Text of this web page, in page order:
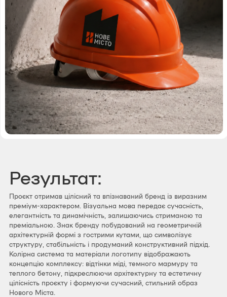
Результат:
Проєкт отримав цілісний та впізнаваний бренд із виразним
преміум-характером. Візуальна мова передає сучасність,
елегантність та динамічність, залишаючись стриманою та
преміальною. Знак бренду побудований на геометричній
архітектурній формі з гострими кутами, що символізує
структуру, стабільність і продуманий конструктивний підхід.
Колірна система та матеріали логотипу відображають
концепцію комплексу: відтінки міді, темного мармуру та
теплого бетону, підкреслюючи архітектурну та естетичну
цілісність проєкту і формуючи сучасний, стильний образ
Нового Міста.